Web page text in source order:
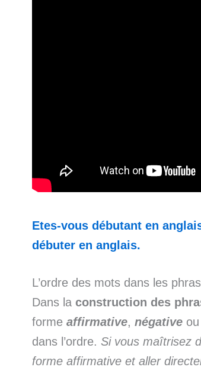
Etes-vous débutant en
débuter en anglais.
L’ordre des mots dans les
Dans la construction des
forme affirmative, négative ou
dans l’ordre. Si vous maîtrisez
forme affirmative et aller